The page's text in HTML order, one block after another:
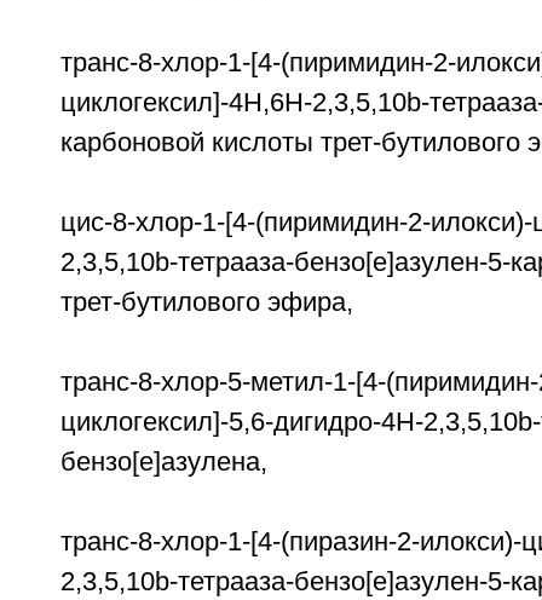
транс-8-хлор-1-[4-(пиримидин-2-
циклогексил]-4H,6H-2,3,5,10b-
карбоновой кислоты трет-бутилового
цис-8-хлор-1-[4-(пиримидин-2-илокси)-
2,3,5,10b-тетрааза-бензо[е]азулен-
трет-бутилового эфира,
транс-8-хлор-5-метил-1-[4-
циклогексил]-5,6-дигидро-4H-
бензо[е]азулена,
транс-8-хлор-1-[4-(пиразин-2-илокси)-
2,3,5,10b-тетрааза-бензо[е]азулен-